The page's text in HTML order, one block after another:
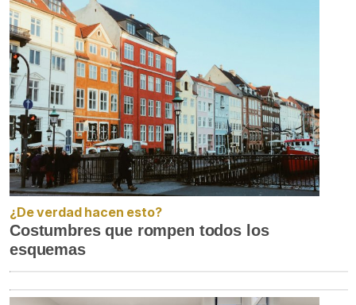
¿De verdad hacen esto?
Costumbres que rompen todos los
esquemas